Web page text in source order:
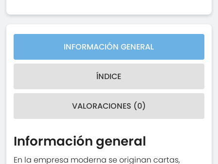
INFORMACIÓN GENERAL
ÍNDICE
VALORACIONES (0)
Información general
En la empresa moderna se originan cartas,